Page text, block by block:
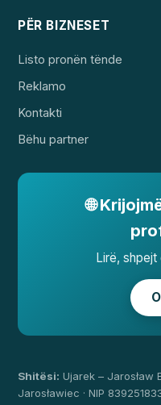
PËR BIZNESET
Listo pronën tënde
Reklamo
Kontakti
Bëhu partner
🌐
Lirë,
Shitësi: Ujarek – Jarosław
Jarosławiec · NIP